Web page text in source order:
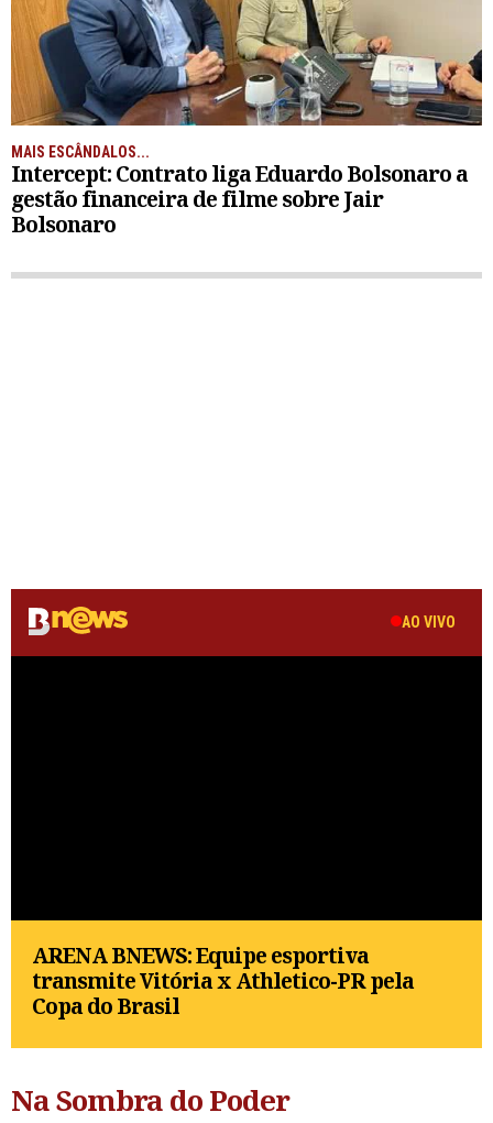
MAIS ESCÂNDALOS...
Intercept: Contrato liga Eduardo Bolsonaro a
gestão financeira de filme sobre Jair
Bolsonaro
AO VIVO
ARENA BNEWS: Equipe esportiva
transmite Vitória x Athletico-PR pela
Copa do Brasil
Na Sombra do Poder